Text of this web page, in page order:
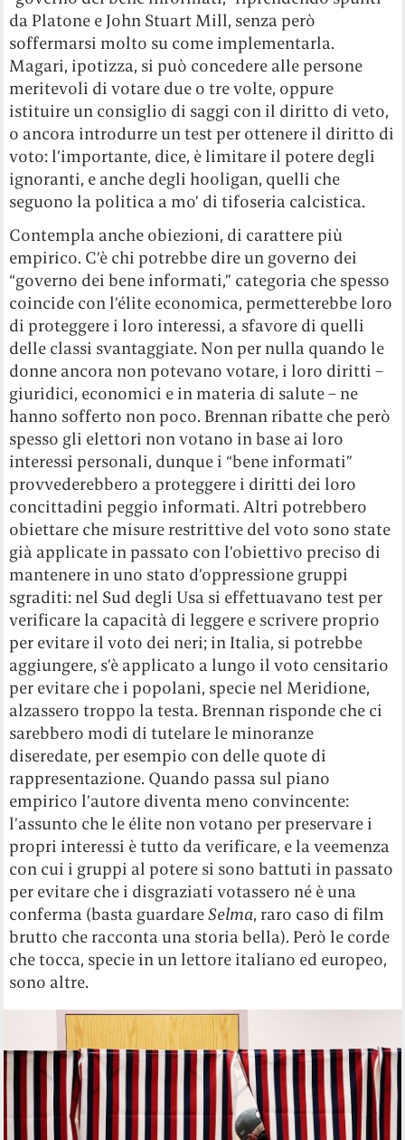
da Platone e John Stuart Mill, senza però
soffermarsi molto su come implementarla.
Magari, ipotizza, si può concedere alle persone
meritevoli di votare due o tre volte, oppure
istituire un consiglio di saggi con il diritto di veto,
o ancora introdurre un test per ottenere il diritto di
voto: l’importante, dice, è limitare il potere degli
ignoranti, e anche degli hooligan, quelli che
seguono la politica a mo’ di tifoseria calcistica.
Contempla anche obiezioni, di carattere più
empirico. C’è chi potrebbe dire un governo dei
“governo dei bene informati,” categoria che spesso
coincide con l’élite economica, permetterebbe loro
di proteggere i loro interessi, a sfavore di quelli
delle classi svantaggiate. Non per nulla quando le
donne ancora non potevano votare, i loro diritti –
giuridici, economici e in materia di salute – ne
hanno sofferto non poco. Brennan ribatte che però
spesso gli elettori non votano in base ai loro
interessi personali, dunque i “bene informati”
provvederebbero a proteggere i diritti dei loro
concittadini peggio informati. Altri potrebbero
obiettare che misure restrittive del voto sono state
già applicate in passato con l’obiettivo preciso di
mantenere in uno stato d’oppressione gruppi
sgraditi: nel Sud degli Usa si effettuavano test per
verificare la capacità di leggere e scrivere proprio
per evitare il voto dei neri; in Italia, si potrebbe
aggiungere, s’è applicato a lungo il voto censitario
per evitare che i popolani, specie nel Meridione,
alzassero troppo la testa. Brennan risponde che ci
sarebbero modi di tutelare le minoranze
diseredate, per esempio con delle quote di
rappresentazione. Quando passa sul piano
empirico l’autore diventa meno convincente:
l’assunto che le élite non votano per preservare i
propri interessi è tutto da verificare, e la veemenza
con cui i gruppi al potere si sono battuti in passato
per evitare che i disgraziati votassero né è una
conferma (basta guardareSelma, raro caso di film
brutto che racconta una storia bella). Però le corde
che tocca, specie in un lettore italiano ed europeo,
sono altre.